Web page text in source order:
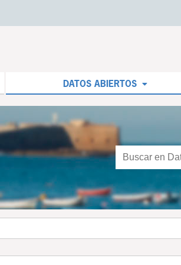
DATOS ABIERTOS